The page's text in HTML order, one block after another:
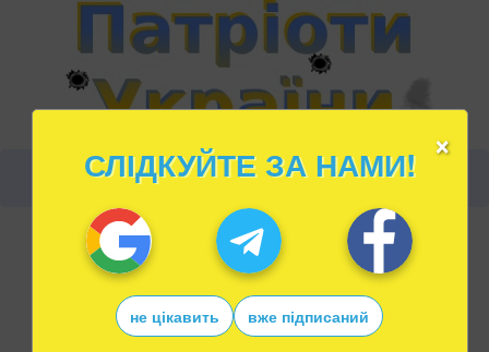
×
СЛІДКУЙТЕ ЗА НАМИ!
не цікавить вже підписаний